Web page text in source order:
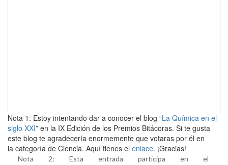
Nota 1: Estoy intentando dar a conocer el blog “La Química en el
siglo XXI” en la IX Edición de los Premios Bitácoras. Si te gusta
este blog te agradecería enormemente que votaras por él en
la categoría de Ciencia. Aquí tienes el enlace. ¡Gracias!
Nota 2: Esta entrada participa en el